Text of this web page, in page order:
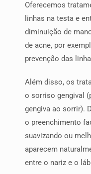
Oferecemos
linhas na testa e
diminuição de
de acne, por
prevenção das
Além disso, os
o sorriso gengival
gengiva ao sorrir).
o preenchimento
suavizando ou
aparecem
entre o nariz e o